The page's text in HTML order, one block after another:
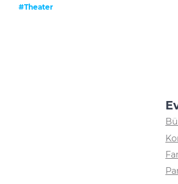
#Theater